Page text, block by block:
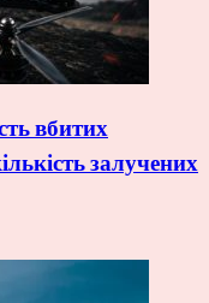
вбитих
залучених